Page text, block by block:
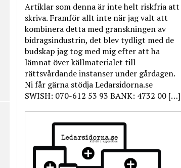
Artiklar som denna är inte helt riskfria att
skriva. Framför allt inte när jag valt att
kombinera detta med granskningen av
bidragsindustrin, det blev tydligt med de
budskap jag tog med mig efter att ha
lämnat över källmaterialet till
rättsvårdande instanser under gårdagen.
Ni får gärna stödja Ledarsidorna.se
SWISH: 070-612 53 93 BANK: 4732 00 […]